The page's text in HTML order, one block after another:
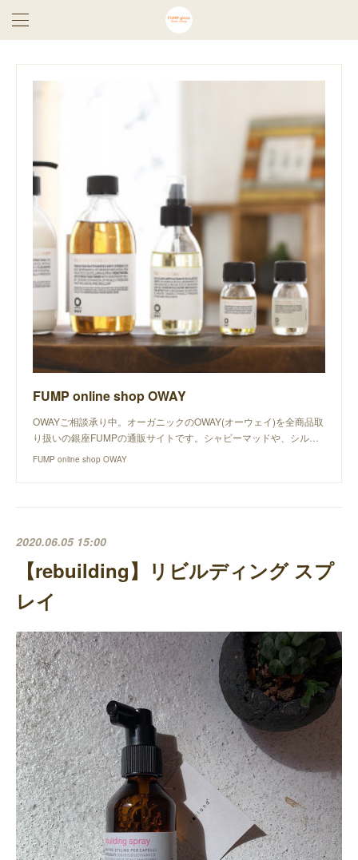
FUMP online shop OWAY
OWAYご相談承り中。オーガニックのOWAY(オーウェイ)を全商品取
り扱いの銀座FUMPの通販サイトです。シャビーマッドや、シル…
FUMP online shop OWAY
2020.06.05 15:00
【rebuilding】リビルディング スプ
レイ